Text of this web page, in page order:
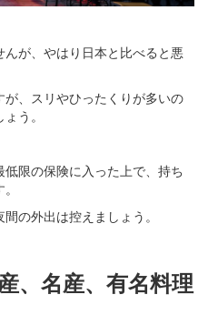
が、やはり日本と比べると悪
、スリやひったくりが多いの
う。
限の保険に入った上で、持ち
の外出は控えましょう。
、名産、有名料理